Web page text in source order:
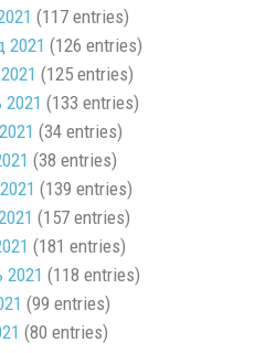
(117 entries)
2021 (126 entries)
(125 entries)
2021 (133 entries)
(34 entries)
(38 entries)
(139 entries)
(157 entries)
(181 entries)
2021 (118 entries)
(99 entries)
(80 entries)